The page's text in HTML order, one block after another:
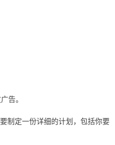
告。
制定一份详细的计划，包括你要